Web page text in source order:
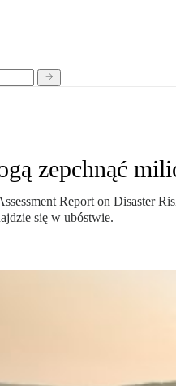
zepchnąć
Report on Disaster
się w ubóstwie.